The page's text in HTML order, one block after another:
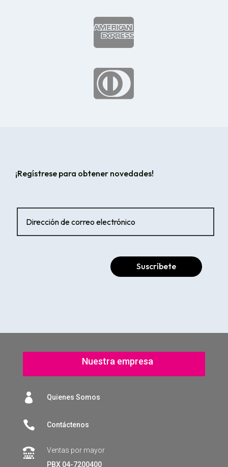


¡Regístrese para obtener novedades!
Suscríbete
Nuestra empresa
 Quienes Somos
 Contáctenos

Ventas por mayor
PBX 04-7200400